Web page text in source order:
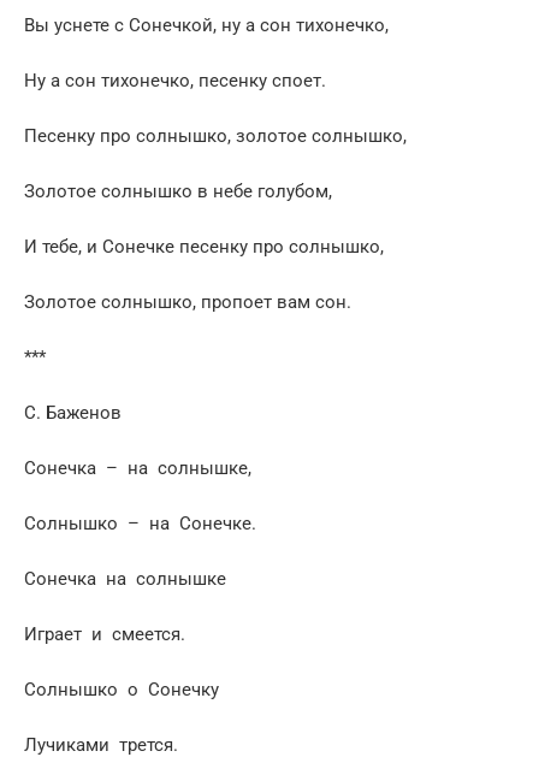
Вы уснете с Сонечкой, ну а сон тихонечко,
Ну а сон тихонечко, песенку споет.
Песенку про солнышко, золотое солнышко,
Золотое солнышко в небе голубом,
И тебе, и Сонечке песенку про солнышко,
Золотое солнышко, пропоет вам сон.
***
С. Баженов
Сонечка – на солнышке,
Солнышко – на Сонечке.
Сонечка на солнышке
Играет и смеется.
Солнышко о Сонечку
Лучиками трется.